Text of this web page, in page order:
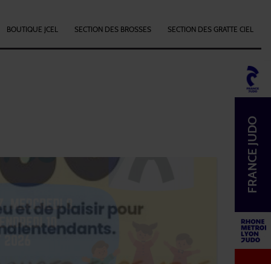
BOUTIQUE JCEL SECTION DES BROSSES SECTION DES GRATTE CIEL
FRANCE JUDO